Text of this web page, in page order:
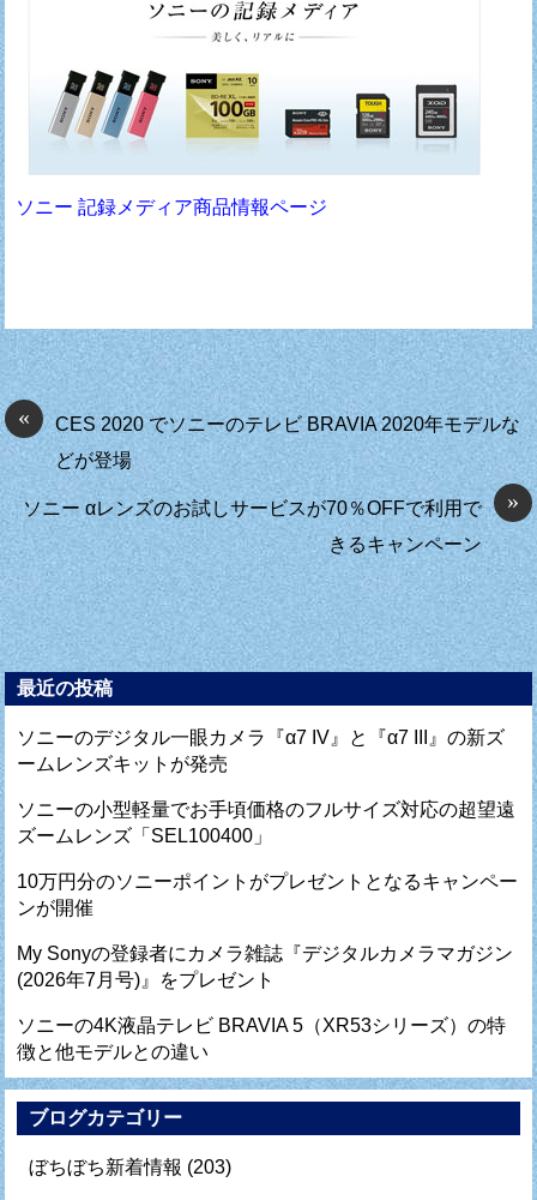
ソニー 記録メディア商品情報ページ
«
CES 2020 でソニーのテレビ BRAVIA 2020年モデルな
どが登場
»
ソニー αレンズのお試しサービスが70％OFFで利用で
きるキャンペーン
最近の投稿
ソニーのデジタル一眼カメラ『α7 IV』と『α7 III』の新ズ
ームレンズキットが発売
ソニーの小型軽量でお手頃価格のフルサイズ対応の超望遠
ズームレンズ「SEL100400」
10万円分のソニーポイントがプレゼントとなるキャンペー
ンが開催
My Sonyの登録者にカメラ雑誌『デジタルカメラマガジン
(2026年7月号)』をプレゼント
ソニーの4K液晶テレビ BRAVIA 5（XR53シリーズ）の特
徴と他モデルとの違い
ブログカテゴリー
ぼちぼち新着情報 (203)